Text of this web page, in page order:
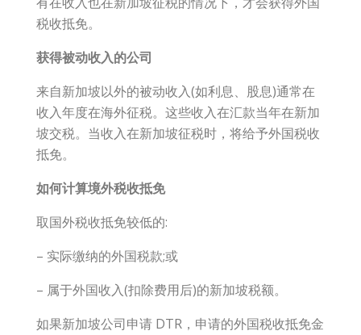
税收抵免。
获得被动收入的公司
来自新加坡以外的被动收入(如利息、股息)通常在
收入年度在海外征税。这些收入在汇款当年在新加
坡交税。当收入在新加坡征税时，将给予外国税收
抵免。
如何计算境外税收抵免
取国外税收抵免较低的:
– 实际缴纳的外国税款;或
– 属于外国收入(扣除费用后)的新加坡税额。
如果新加坡公司申请 DTR，申请的外国税收抵免金